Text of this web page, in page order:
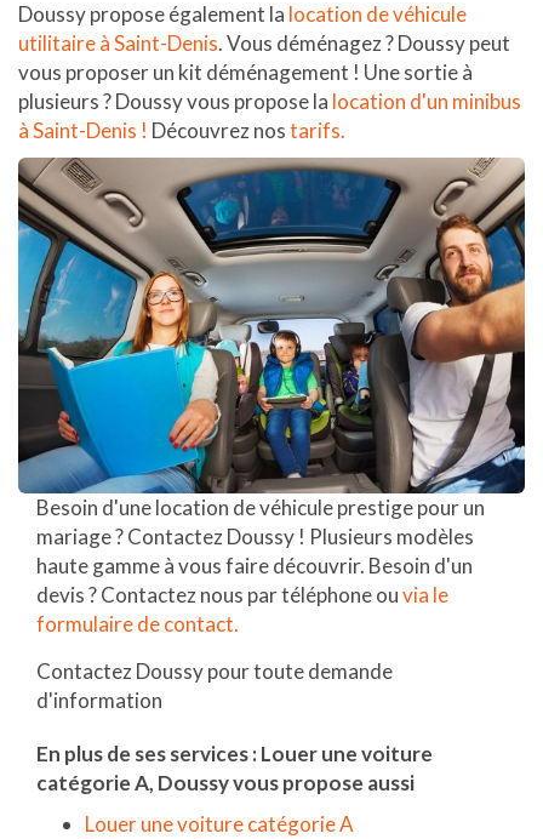
Doussy propose également la location de véhicule
utilitaire à Saint-Denis. Vous déménagez ? Doussy peut
vous proposer un kit déménagement ! Une sortie à
plusieurs ? Doussy vous propose la location d'un minibus
à Saint-Denis ! Découvrez nostarifs.
Besoin d'une location de véhicule prestige pour un
mariage ? Contactez Doussy ! Plusieurs modèles
haute gamme à vous faire découvrir. Besoin d'un
devis ? Contactez nous par téléphone ouvia le
formulaire de contact.
Contactez Doussy pour toute demande
d'information
En plus de ses services : Louer une voiture
catégorie A, Doussy vous propose aussi
Louer une voiture catégorie A